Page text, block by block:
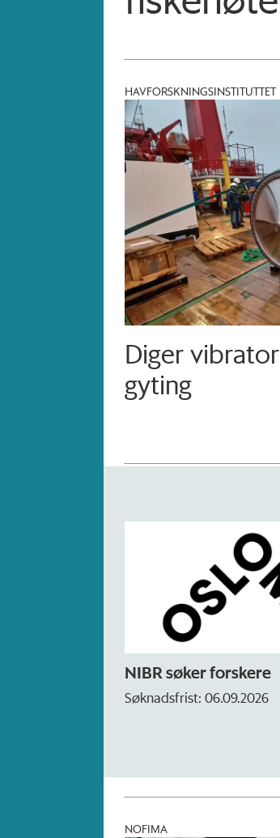
HAVFORSKNINGSINSTITUTTET
Diger
gyting
NIBR søker forskere
Søknadsfrist: 06.09.2026
NOFIMA